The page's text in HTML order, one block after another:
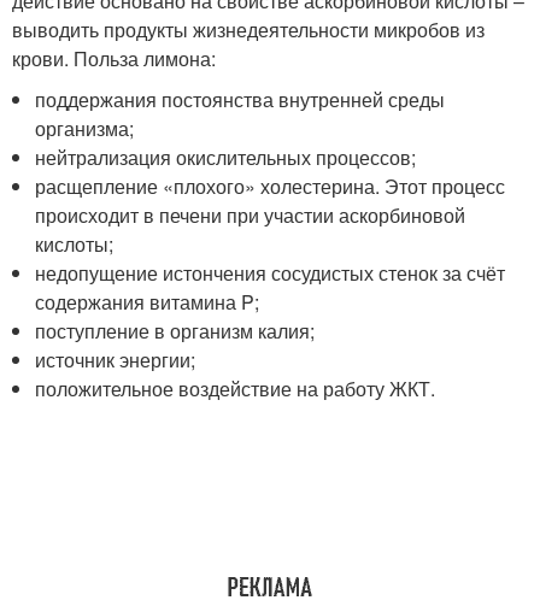
выводить продукты жизнедеятельности микробов из
крови. Польза лимона:
поддержания постоянства внутренней среды
организма;
нейтрализация окислительных процессов;
расщепление «плохого» холестерина. Этот процесс
происходит в печени при участии аскорбиновой
кислоты;
недопущение истончения сосудистых стенок за счёт
содержания витамина P;
поступление в организм калия;
источник энергии;
положительное воздействие на работу ЖКТ.